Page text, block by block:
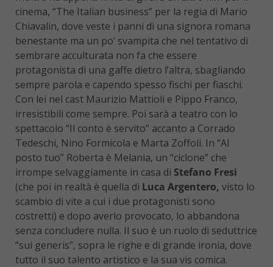
cinema, “The Italian business” per la regia di Mario
Chiavalin, dove veste i panni di una signora romana
benestante ma un po’ svampita che nel tentativo di
sembrare acculturata non fa che essere
protagonista di una gaffe dietro l’altra, sbagliando
sempre parola e capendo spesso fischi per fiaschi.
Con lei nel cast Maurizio Mattioli e Pippo Franco,
irresistibili come sempre. Poi sarà a teatro con lo
spettacolo “Il conto è servito” accanto a Corrado
Tedeschi, Nino Formicola e Marta Zoffoli. In “Al
posto tuo” Roberta è Melania, un “ciclone” che
irrompe selvaggiamente in casa di Stefano Fresi
(che poi in realtà è quella di Luca Argentero, visto lo
scambio di vite a cui i due protagonisti sono
costretti) e dopo averlo provocato, lo abbandona
senza concludere nulla. Il suo è un ruolo di seduttrice
“sui generis”, sopra le righe e di grande ironia, dove
tutto il suo talento artistico e la sua vis comica.